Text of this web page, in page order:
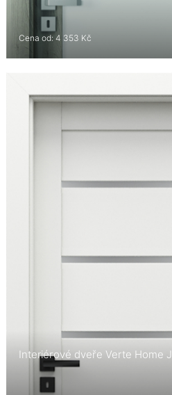
Cena od: 4 353 Kč
Interiérové dveře Verte Home J